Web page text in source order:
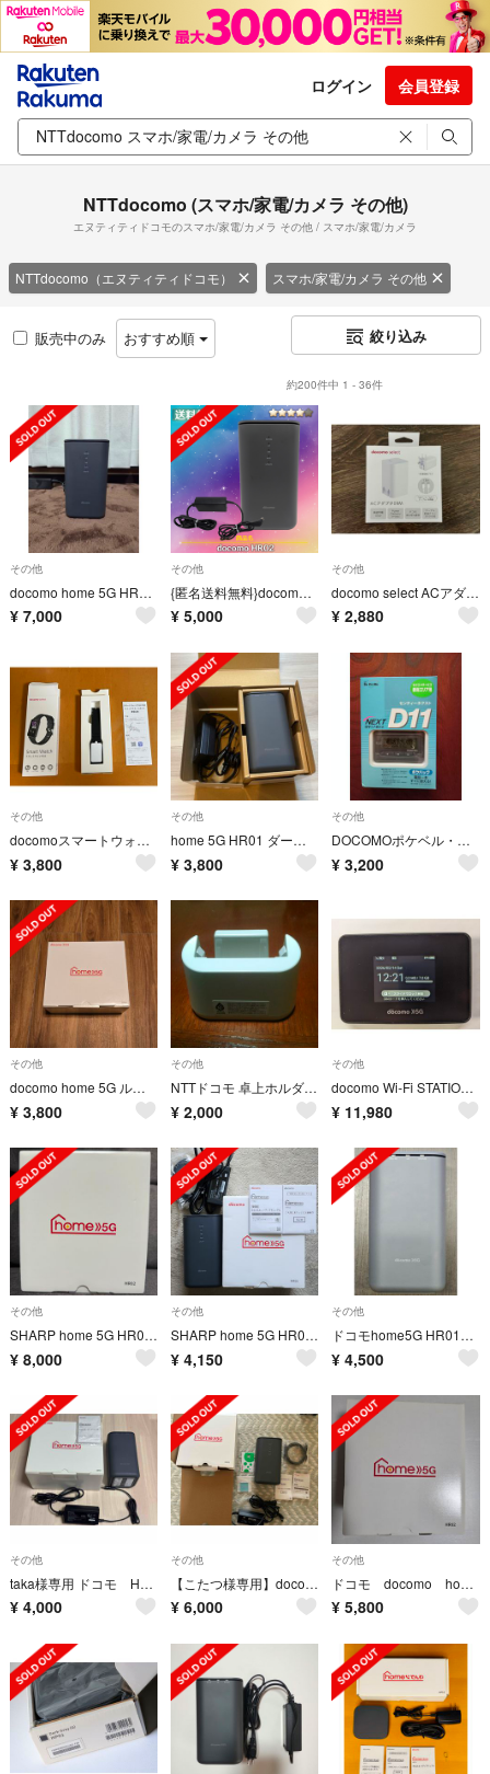
ログイン 会員登録
NTTdocomo (スマホ/家電/カメラ その他)
エヌティティドコモのスマホ/家電/カメラ その他 / スマホ/家電/カメラ
NTTdocomo（エヌティティドコモ） スマホ/家電/カメラ その他
販売中のみ おすすめ順 絞り込み
約200件中 1 - 36件
その他
docomo home 5G HR02 ホームルーター ダークグレー
¥ 7,000
その他
{匿名送料無料}docomo HR02
¥ 5,000
その他
docomo select ACアダプタ09M 45W
¥ 2,880
その他
docomoスマートウォッチ02ブラック
¥ 3,800
その他
home 5G HR01 ダークグレー
¥ 3,800
その他
DOCOMOポケベル・D11未使用品
¥ 3,200
その他
docomo home 5G ルーター HR01
¥ 3,800
その他
NTTドコモ 卓上ホルダ F46
¥ 2,000
その他
docomo Wi-Fi STATION SH-52B
¥ 11,980
その他
SHARP home 5G HR02 ダークグレー
¥ 8,000
その他
SHARP home 5G HR02 ダークグレー
¥ 4,150
その他
ドコモhome5G HR01本体
¥ 4,500
その他
taka様専用 ドコモ HOME5Gルーター HR01
¥ 4,000
その他
【こたつ様専用】docomo home5G HR02
¥ 6,000
その他
ドコモ docomo home5G (HR02) Dark Gray
¥ 5,800